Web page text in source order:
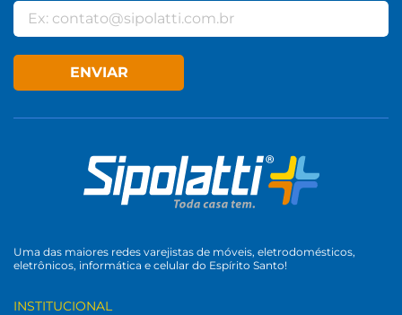
ENVIAR
Uma das maiores redes varejistas de móveis, eletrodomésticos,
eletrônicos, informática e celular do Espírito Santo!
INSTITUCIONAL